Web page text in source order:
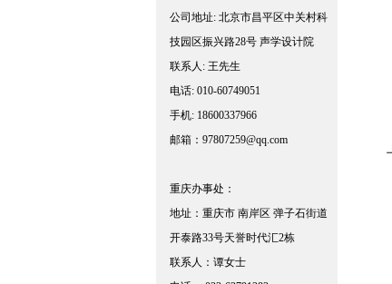
公司地址: 北京市昌平区中关村科
技园区振兴路28号 声学设计院
联系人: 王先生
电话: 010-60749051
手机: 18600337966
邮箱：97807259@qq.com
重庆办事处：
地址：重庆市 南岸区 弹子石街道
开泰路33号天誉时代汇2栋
联系人：谭女士